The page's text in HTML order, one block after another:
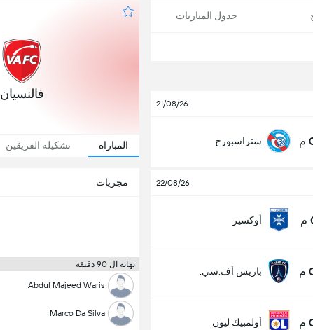
جدول المباريات
21/08/26
ستراسبورج
22/08/26
أوكسير
باريس أف.سي.
أولمبيك ليون
فالنسيان
المباراة تشكيلة الفريقين
مجريات
نهاية ال 90 دقيقة
Abdul Majeed Waris
Marco Da Silva